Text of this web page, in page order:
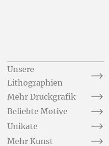
Unsere
Lithographien
Mehr Druckgrafik
Beliebte Motive
Unikate
Mehr Kunst